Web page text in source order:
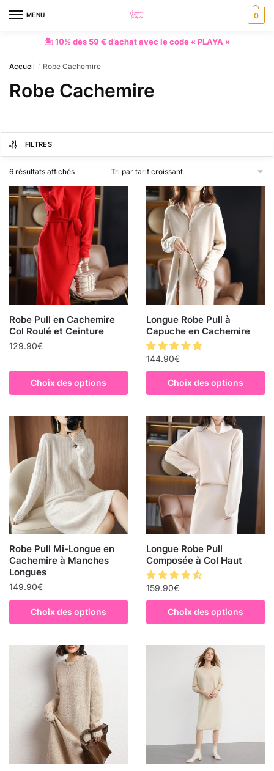
MENU 0
🏝 10% dès 59 € d’achat avec le code « PLAYA »
Accueil / Robe Cachemire
Robe Cachemire
FILTRES
6 résultats affichés
Robe Pull en Cachemire
Col Roulé et Ceinture
129.90€
Choix des options
Longue Robe Pull à
Capuche en Cachemire
144.90€
Choix des options
Robe Pull Mi-Longue en
Cachemire à Manches
Longues
149.90€
Choix des options
Longue Robe Pull
Composée à Col Haut
159.90€
Choix des options